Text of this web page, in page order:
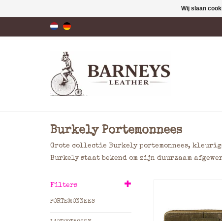
Burkely Portemonnees
Grote collectie Burkely portemonnees,
Burkely staat bekend om zijn duurzaam
Filters
PORTEMONNEES
handtas past.
Wij slaan